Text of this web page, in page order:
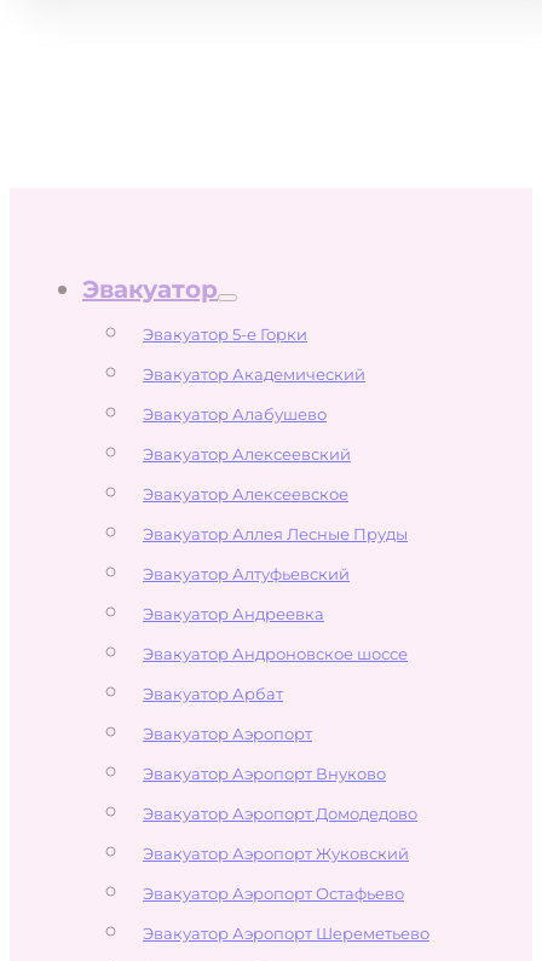
Эвакуатор
Эвакуатор 5-е Горки
Эвакуатор Академический
Эвакуатор Алабушево
Эвакуатор Алексеевский
Эвакуатор Алексеевское
Эвакуатор Аллея Лесные Пруды
Эвакуатор Алтуфьевский
Эвакуатор Андреевка
Эвакуатор Андроновское шоссе
Эвакуатор Арбат
Эвакуатор Аэропорт
Эвакуатор Аэропорт Внуково
Эвакуатор Аэропорт Домодедово
Эвакуатор Аэропорт Жуковский
Эвакуатор Аэропорт Остафьево
Эвакуатор Аэропорт Шереметьево